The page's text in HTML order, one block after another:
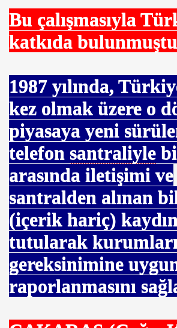
Bu çalışmasıyla
katkıda
1987 yılında,
kez olmak üzere o
piyasaya yeni
telefon santraliyle
arasında iletişimi ve
santralden alınan
(içerik hariç)
tutularak
gereksinimine
raporlanmasını
Hoca
KOYUN